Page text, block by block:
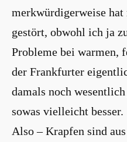
merkwürdigerweise
gestört, obwohl ich ja
Probleme bei warmen,
der Frankfurter
damals noch
sowas vielleicht besser.
Also – Krapfen sind